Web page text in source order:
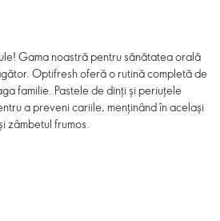
Gama noastră pentru sănătatea orală
Optifresh oferă o rutină completă de
familie. Pastele de dinți și periuțele
a preveni cariile, menținând în același
zâmbetul frumos.